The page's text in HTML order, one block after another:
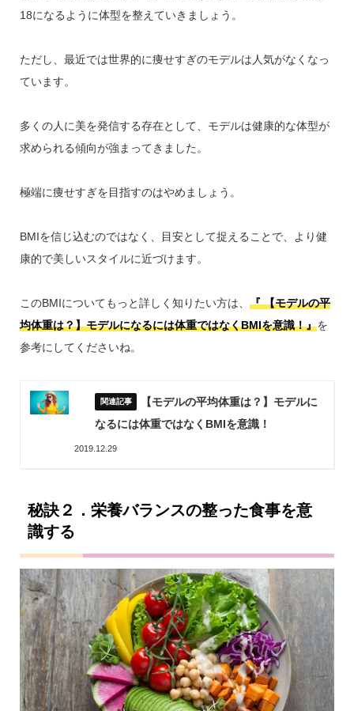
18になるように体型を整えていきましょう。
ただし、最近では世界的に痩せすぎのモデルは人気がなくなっ
ています。
多くの人に美を発信する存在として、モデルは健康的な体型が
求められる傾向が強まってきました。
極端に痩せすぎを目指すのはやめましょう。
BMIを信じ込むのではなく、目安として捉えることで、より健
康的で美しいスタイルに近づけます。
このBMIについてもっと詳しく知りたい方は、 『 【モデルの平
均体重は？】モデルになるには体重ではなくBMIを意識！』を
参考にしてくださいね。
【モデルの平均体重は？】モデルに
なるには体重ではなくBMIを意識！
2019.12.29
秘訣２．栄養バランスの整った食事を意
識する
【PR】モデル応募 スカウト シェア